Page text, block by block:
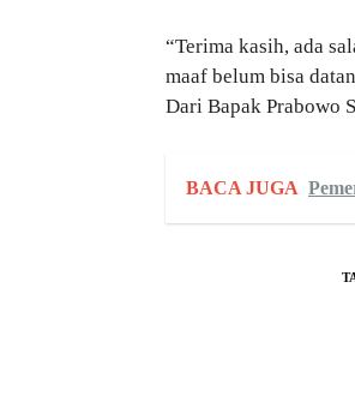
“Terima kasih, ada
maaf belum bisa
Dari Bapak Prabowo
BACA JUGA